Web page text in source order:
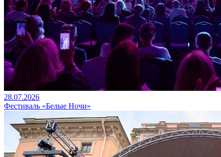
28.07.2026
Фестиваль «Белые Ночи»